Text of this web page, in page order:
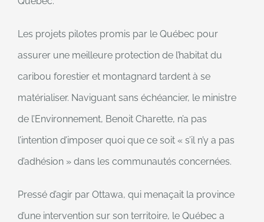
Les projets pilotes promis par le Québec pour
assurer une meilleure protection de l’habitat du
caribou forestier et montagnard tardent à se
matérialiser. Naviguant sans échéancier, le ministre
de l’Environnement, Benoit Charette, n’a pas
l’intention d’imposer quoi que ce soit « s’il n’y a pas
d’adhésion » dans les communautés concernées.
Pressé d’agir par Ottawa, qui menaçait la province
d’une intervention sur son territoire, le Québec a